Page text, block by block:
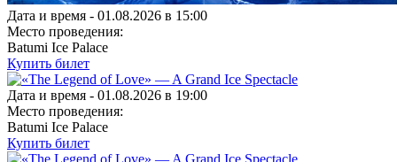
Дата и время - 01.08.2026 в 15:00
Место проведения:
Batumi Ice Palace
Купить билет
Дата и время - 01.08.2026 в 19:00
Место проведения:
Batumi Ice Palace
Купить билет